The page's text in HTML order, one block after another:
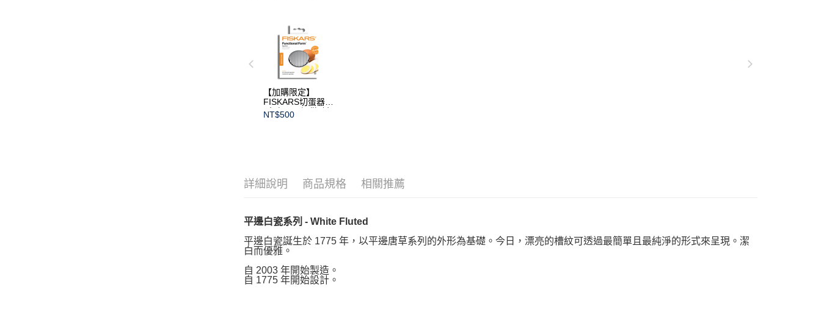
【加購限定】
FISKARS切蛋器
(本商品不提供破損
保證)
NT$500
詳細說明 商品規格 相關推薦
平邊白瓷系列 - White Fluted
平邊白瓷誕生於 1775 年，以平邊唐草系列的外形為基礎。今日，漂亮的槽紋可透過最簡單且最純淨的形式來呈現。潔
白而優雅。
自 2003 年開始製造。
自 1775 年開始設計。